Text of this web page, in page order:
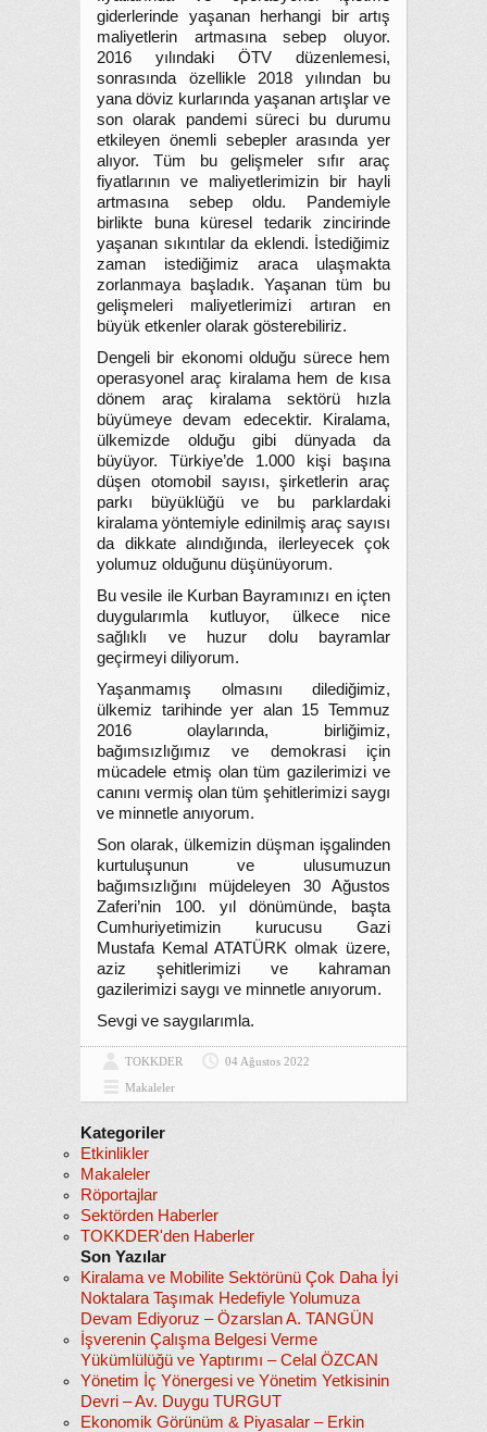
giderlerinde yaşanan herhangi bir artış
maliyetlerin artmasına sebep oluyor.
2016 yılındaki ÖTV düzenlemesi,
sonrasında özellikle 2018 yılından bu
yana döviz kurlarında yaşanan artışlar ve
son olarak pandemi süreci bu durumu
etkileyen önemli sebepler arasında yer
alıyor. Tüm bu gelişmeler sıfır araç
fiyatlarının ve maliyetlerimizin bir hayli
artmasına sebep oldu. Pandemiyle
birlikte buna küresel tedarik zincirinde
yaşanan sıkıntılar da eklendi. İstediğimiz
zaman istediğimiz araca ulaşmakta
zorlanmaya başladık. Yaşanan tüm bu
gelişmeleri maliyetlerimizi artıran en
büyük etkenler olarak gösterebiliriz.
Dengeli bir ekonomi olduğu sürece hem
operasyonel araç kiralama hem de kısa
dönem araç kiralama sektörü hızla
büyümeye devam edecektir. Kiralama,
ülkemizde olduğu gibi dünyada da
büyüyor. Türkiye’de 1.000 kişi başına
düşen otomobil sayısı, şirketlerin araç
parkı büyüklüğü ve bu parklardaki
kiralama yöntemiyle edinilmiş araç sayısı
da dikkate alındığında, ilerleyecek çok
yolumuz olduğunu düşünüyorum.
Bu vesile ile Kurban Bayramınızı en içten
duygularımla kutluyor, ülkece nice
sağlıklı ve huzur dolu bayramlar
geçirmeyi diliyorum.
Yaşanmamış olmasını dilediğimiz,
ülkemiz tarihinde yer alan 15 Temmuz
2016 olaylarında, birliğimiz,
bağımsızlığımız ve demokrasi için
mücadele etmiş olan tüm gazilerimizi ve
canını vermiş olan tüm şehitlerimizi saygı
ve minnetle anıyorum.
Son olarak, ülkemizin düşman işgalinden
kurtuluşunun ve ulusumuzun
bağımsızlığını müjdeleyen 30 Ağustos
Zaferi’nin 100. yıl dönümünde, başta
Cumhuriyetimizin kurucusu Gazi
Mustafa Kemal ATATÜRK olmak üzere,
aziz şehitlerimizi ve kahraman
gazilerimizi saygı ve minnetle anıyorum.
Sevgi ve saygılarımla.
TOKKDER
04 Ağustos 2022
Makaleler
Kategoriler
Etkinlikler
Makaleler
Röportajlar
Sektörden Haberler
TOKKDER'den Haberler
Son Yazılar
Kiralama ve Mobilite Sektörünü Çok Daha İyi
Noktalara Taşımak Hedefiyle Yolumuza
Devam Ediyoruz – Özarslan A. TANGÜN
İşverenin Çalışma Belgesi Verme
Yükümlülüğü ve Yaptırımı – Celal ÖZCAN
Yönetim İç Yönergesi ve Yönetim Yetkisinin
Devri – Av. Duygu TURGUT
Ekonomik Görünüm & Piyasalar – Erkin